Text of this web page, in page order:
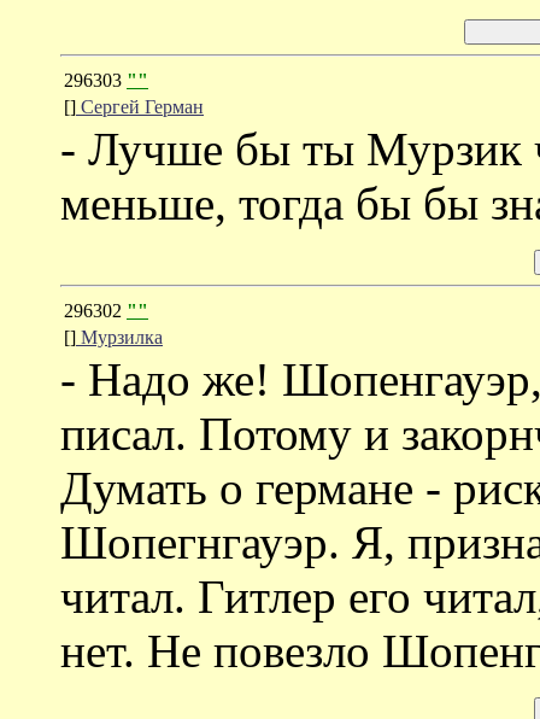
296303 ""
[] Сергей Герман
- Лучше бы ты Мурзик
меньше, тогда бы бы
296302 ""
[] Мурзилка
- Надо же! Шопенгауэр,
писал. Потому и
Думать о германе -
Шопегнгауэр. Я,
читал. Гитлер его
нет. Не повезло